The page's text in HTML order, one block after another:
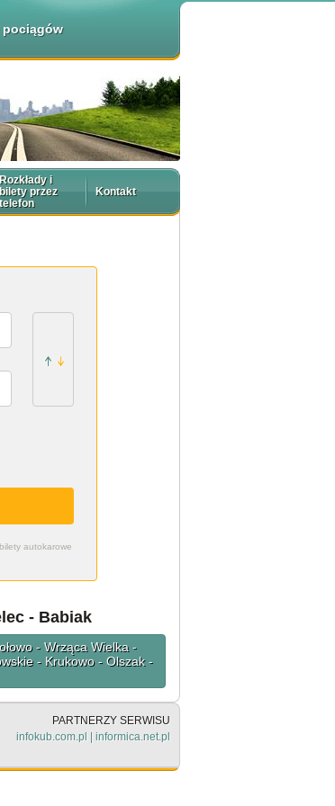
pociągów
Rozkłady i
bilety przez
telefon
Kontakt
bilety autokarowe
- Babiak
- Wrząca Wielka -
- Krukowo - Olszak -
PARTNERZY SERWISU
infokub.com.pl | informica.net.pl